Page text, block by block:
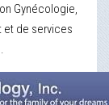
Gynécologie,
et de services